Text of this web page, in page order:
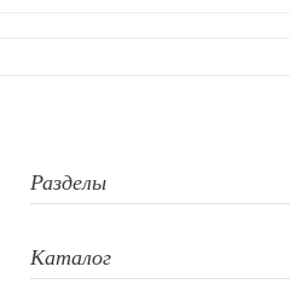
Разделы
Каталог